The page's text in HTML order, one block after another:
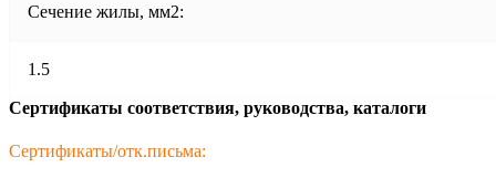
Сечение жилы, мм2:
1.5
Сертификаты соответствия, руководства, каталоги
Сертификаты/отк.письма: